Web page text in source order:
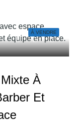
À VENDRE
À
Et